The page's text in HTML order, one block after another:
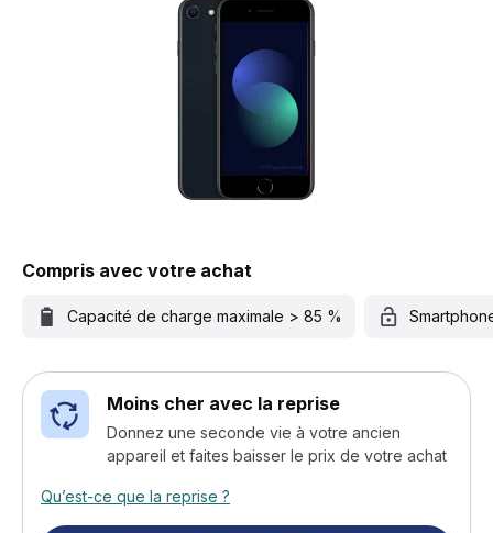
Compris avec votre achat
Capacité de charge maximale > 85 %
Moins cher avec la reprise
Donnez une seconde vie à votre ancien
appareil et faites baisser le prix de votre achat
Qu’est-ce que la reprise ?